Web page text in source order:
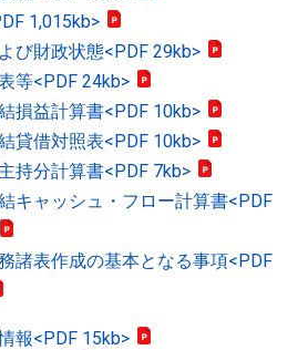
1,015kb>
び財政状態<PDF 29kb>
等<PDF 24kb>
損益計算書<PDF 10kb>
貸借対照表<PDF 10kb>
持分計算書<PDF 7kb>
キャッシュ・フロー計算書<PDF
諸表作成の基本となる事項<PDF
報<PDF 15kb>